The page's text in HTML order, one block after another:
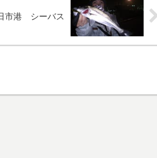
市港 シーバス